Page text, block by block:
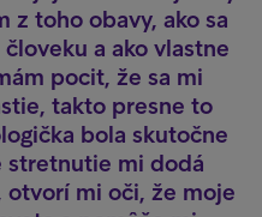
z toho obavy, ako sa
a ako vlastne
pocit, že sa mi
takto presne to
bola skutočne
stretnutie mi dodá
otvorí mi oči, že moje